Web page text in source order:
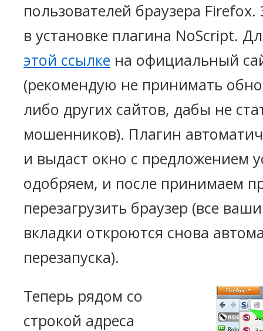
пользователей браузера
в установке плагина NoScript.
этой ссылке на официальный
(рекомендую не принимать
либо других сайтов, дабы не
мошенников). Плагин
и выдаст окно с предложением
одобряем, и после принимаем
перезагрузить браузер (все
вкладки откроются снова
перезапуска).
Теперь рядом со
строкой адреса